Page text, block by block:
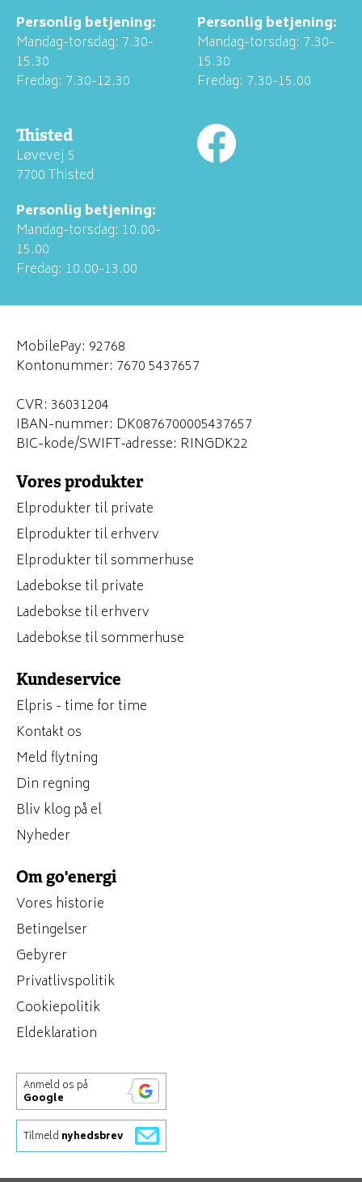
Personlig betjening:
Mandag-torsdag: 7.30-
15.30
Fredag: 7.30-12.30
Personlig betjening:
Mandag-torsdag: 7.30-
15.30
Fredag: 7.30-15.00
Thisted
Løvevej 5
7700 Thisted
Personlig betjening:
Mandag-torsdag: 10.00-
15.00
Fredag: 10.00-13.00
MobilePay: 92768
Kontonummer: 7670 5437657
CVR: 36031204
IBAN-nummer: DK0876700005437657
BIC-kode/SWIFT-adresse: RINGDK22
Vores produkter
Elprodukter til private
Elprodukter til erhverv
Elprodukter til sommerhuse
Ladebokse til private
Ladebokse til erhverv
Ladebokse til sommerhuse
Kundeservice
Elpris - time for time
Kontakt os
Meld flytning
Din regning
Bliv klog på el
Nyheder
Om go'energi
Vores historie
Betingelser
Gebyrer
Privatlivspolitik
Cookiepolitik
Eldeklaration
Anmeld os på
Google
Tilmeld nyhedsbrev